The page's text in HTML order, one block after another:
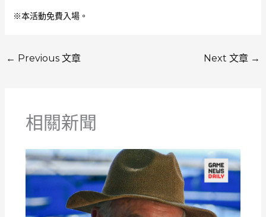
※本活動免費入場。
← Previous 文章 Next 文章 →
相關新聞